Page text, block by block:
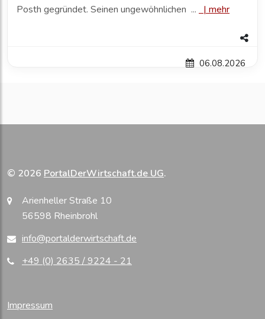
Posth gegründet. Seinen ungewöhnlichen ...
| mehr
06.08.2026
© 2026 PortalDerWirtschaft.de UG.
Arienheller Straße 10
56598 Rheinbrohl
info@portalderwirtschaft.de
+49 (0) 2635 / 9224 - 21
Impressum